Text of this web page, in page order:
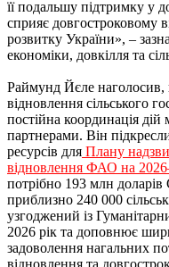
її подальшу підтримку у
сприяє довгостроковому
розвитку України», –
економіки, довкілля та
Раймунд Йєле наголосив,
відновлення сільського
постійна координація
партнерами. Він
ресурсів для Плану
відновлення ФАО на
потрібно 193 млн
приблизно 240 000
узгоджений із
2026 рік та доповнює
задоволення нагальних